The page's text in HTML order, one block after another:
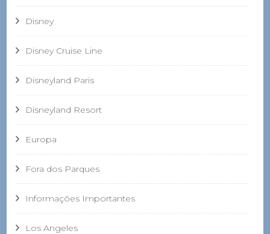
Disney
Disney Cruise Line
Disneyland Paris
Disneyland Resort
Europa
Fora dos Parques
Informações Importantes
Los Angeles